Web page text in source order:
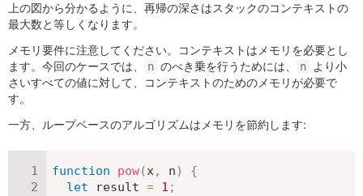
上の図から分かるように、再帰の深さはスタックのコンテキストの
最大数と等しくなります。
メモリ要件に注意してください。コンテキストはメモリを必要とし
ます。今回のケースでは、
n のべき乗を行うためには、 n
より小
さいすべての値に対して、コンテキストのためのメモリが必要で
す。
一方、ループベースのアルゴリズムはメモリを節約します:
function pow(x, n)
{
let result = 1 ;